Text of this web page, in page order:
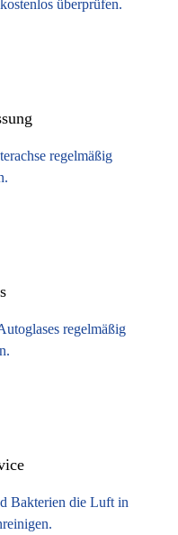
überprüfen.
regelmäßig
regelmäßig
Bakterien die Luft in